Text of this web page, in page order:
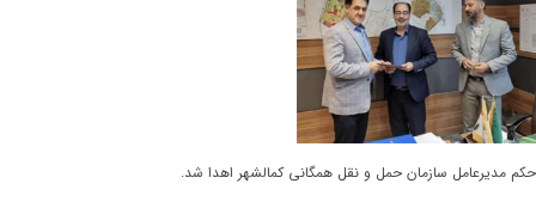
حکم مدیرعامل سازمان حمل و نقل همگانی کمالشهر اهدا شد.